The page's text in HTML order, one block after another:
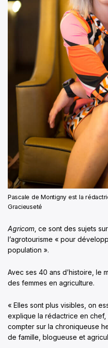
Pascale de Montigny est la
Gracieuseté
Agricom , ce sont des sujets
l’agrotourisme « pour
population ».
Avec ses 40 ans d’histoire, le
des femmes en agriculture.
« Elles sont plus visibles, on
explique la rédactrice en
compter sur la chroniqueuse
de famille, blogueuse et